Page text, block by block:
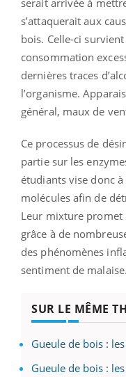
serait arrivée à
s’attaquerait aux
bois. Celle-ci
consommation
dernières traces
l’organisme.
général, maux de
Ce processus de
partie sur les
étudiants vise donc
molécules afin de
Leur mixture promet
grâce à de
des phénomènes
sentiment de malaise.
SUR LE MÊME
Gueule de bois :
Gueule de bois :